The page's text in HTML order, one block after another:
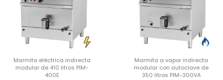
Marmita eléctrica indirecta
modular de 410 litros PIM-
400E
Marmita a vapor indirecta
modular con autoclave de
350 litros PIM-300VA